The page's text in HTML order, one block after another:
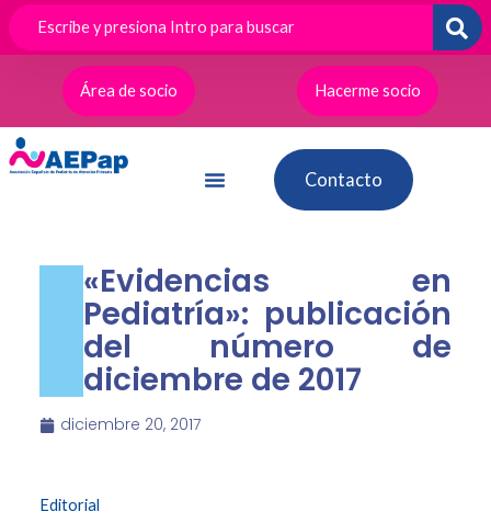
contenido
Área de socio
Hacerme socio
Contacto
«Evidencias en
Pediatría»: publicación
del número de
diciembre de 2017
diciembre 20, 2017
Editorial